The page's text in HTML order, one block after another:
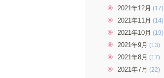
2021年12月 (17)
2021年11月 (14)
2021年10月 (19)
2021年9月 (13)
2021年8月 (17)
2021年7月 (22)